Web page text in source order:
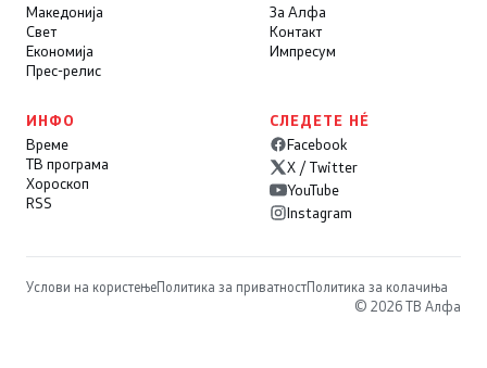
Македонија
Свет
Економија
Прес-релис
За Алфа
Контакт
Импресум
ИНФО
Време
ТВ програма
Хороскоп
RSS
СЛЕДЕТЕ НÉ
Facebook
X / Twitter
YouTube
Instagram
Услови на користењеПолитика за приватностПолитика за колачиња
© 2026 ТВ Алфа